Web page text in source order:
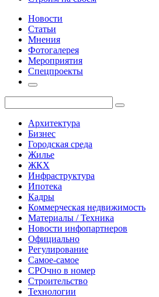
Новости
Статьи
Мнения
Фотогалерея
Мероприятия
Спецпроекты
Архитектура
Бизнес
Городская среда
Жилье
ЖКХ
Инфраструктура
Ипотека
Кадры
Коммерческая недвижимость
Материалы / Техника
Новости инфопартнеров
Официально
Регулирование
Самое-самое
СРОчно в номер
Строительство
Технологии